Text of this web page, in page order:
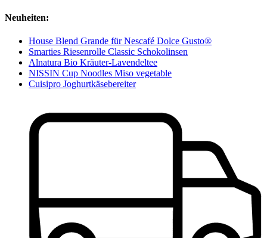
Neuheiten:
House Blend Grande für Nescafé Dolce Gusto®
Smarties Riesenrolle Classic Schokolinsen
Alnatura Bio Kräuter-Lavendeltee
NISSIN Cup Noodles Miso vegetable
Cuisipro Joghurtkäsebereiter